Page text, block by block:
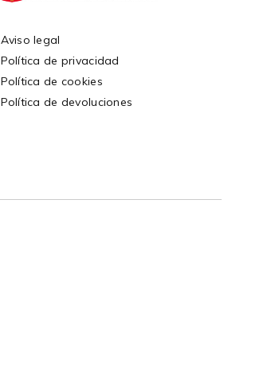
Aviso legal
Política de privacidad
Política de cookies
Política de devoluciones